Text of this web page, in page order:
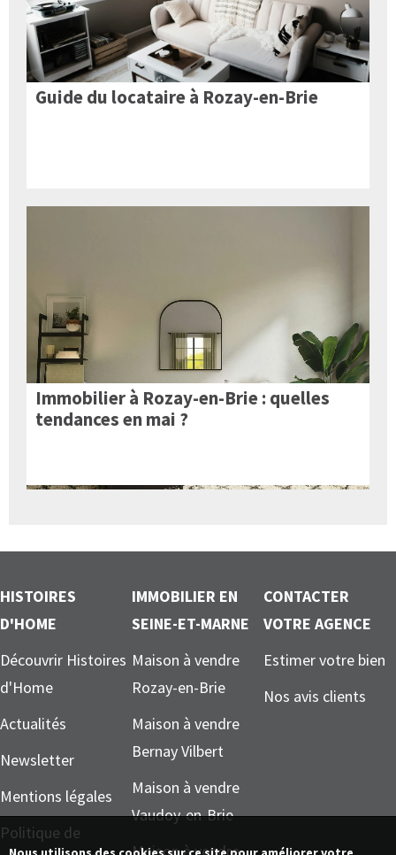
Guide du locataire à Rozay-en-Brie
Immobilier à Rozay-en-Brie : quelles
tendances en mai ?
HISTOIRES
D'HOME
Découvrir Histoires
d'Home
Actualités
Newsletter
Mentions légales
Politique de
IMMOBILIER EN
SEINE-ET-MARNE
Maison à vendre
Rozay-en-Brie
Maison à vendre
Bernay Vilbert
Maison à vendre
Vaudoy-en-Brie
Maison à vendre
CONTACTER
VOTRE AGENCE
Estimer votre bien
Nos avis clients